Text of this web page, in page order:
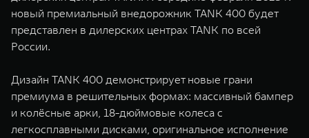
WEY 80
Масштаб возможностей
от 6 449 000 ₽
WEY 80
Масштаб
новый премиальный внедорожник TANK 400 будет
представлен в дилерских центрах TANK по всей
России.
Дизайн TANK 400 демонстрирует новые грани
премиума в решительных формах: массивный бампер
и колёсные арки, 18-дюймовые колеса с
легкосплавными дисками, оригинальное исполнение